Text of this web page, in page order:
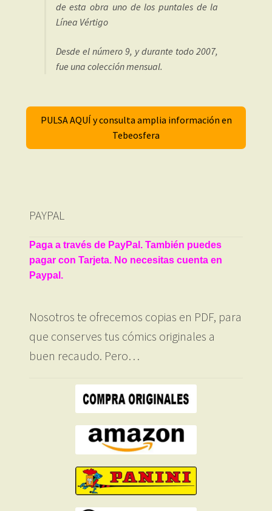
de esta obra uno de los puntales de la
Línea Vértigo
Desde el número 9, y durante todo 2007,
fue una colección mensual.
PULSA AQUÍ y consulta amplia información en
Tebeosfera
PAYPAL
Paga a través de PayPal. También puedes
pagar con Tarjeta. No necesitas cuenta en
Paypal.
Nosotros te ofrecemos copias en PDF, para
que conserves tus cómics originales a
buen recaudo. Pero…